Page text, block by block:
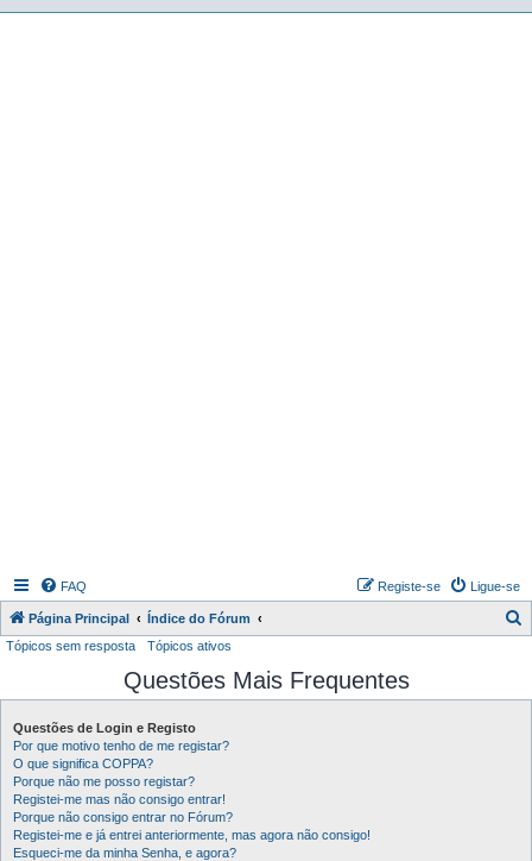
FAQ Ligue-se
Registe-se
Página Principal Índice do Fórum
q
Tópicos sem resposta Tópicos ativos
Questões Mais Frequentes
Questões de Login e Registo
Por que motivo tenho de me registar?
O que significa COPPA?
Porque não me posso registar?
Registei-me mas não consigo entrar!
Porque não consigo entrar no Fórum?
Registei-me e já entrei anteriormente, mas agora não consigo!
Esqueci-me da minha Senha, e agora?